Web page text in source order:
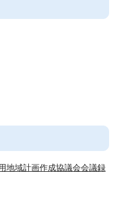
地域計画作成協議会会議録